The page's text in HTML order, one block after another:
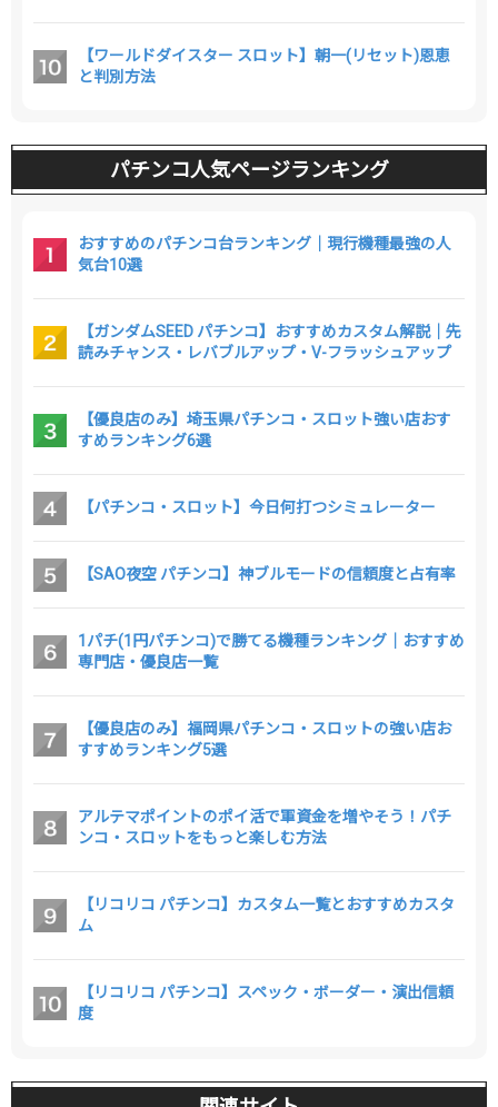
【ワールドダイスター スロット】朝一(リセット)恩恵
と判別方法
パチンコ人気ページランキング
おすすめのパチンコ台ランキング｜現行機種最強の人
気台10選
【ガンダムSEED パチンコ】おすすめカスタム解説｜先
読みチャンス・レバブルアップ・V-フラッシュアップ
【優良店のみ】埼玉県パチンコ・スロット強い店おす
すめランキング6選
【パチンコ・スロット】今日何打つシミュレーター
【SAO夜空 パチンコ】神ブルモードの信頼度と占有率
1パチ(1円パチンコ)で勝てる機種ランキング｜おすすめ
専門店・優良店一覧
【優良店のみ】福岡県パチンコ・スロットの強い店お
すすめランキング5選
アルテマポイントのポイ活で軍資金を増やそう！パチ
ンコ・スロットをもっと楽しむ方法
【リコリコ パチンコ】カスタム一覧とおすすめカスタ
ム
【リコリコ パチンコ】スペック・ボーダー・演出信頼
度